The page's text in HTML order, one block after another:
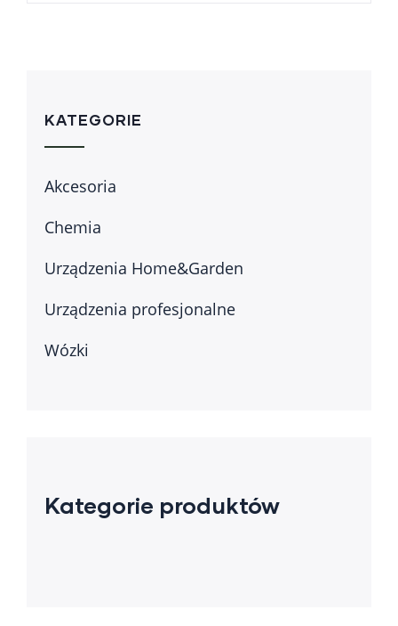
KATEGORIE
Akcesoria
Chemia
Urządzenia Home&Garden
Urządzenia profesjonalne
Wózki
Kategorie produktów